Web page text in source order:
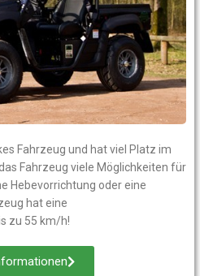
Fahrzeug und hat viel Platz im
Fahrzeug viele Möglichkeiten für
Hebevorrichtung oder eine
hat eine
zu 55 km/h!